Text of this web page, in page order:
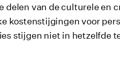
delen van de culturele en
kostenstijgingen voor
stijgen niet in hetzelfde